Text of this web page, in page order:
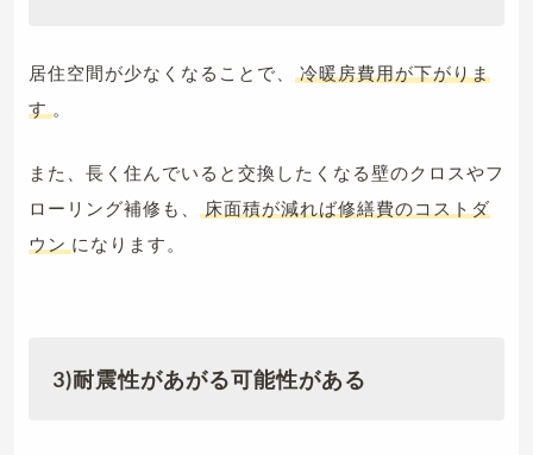
居住空間が少なくなることで、
冷暖房費用が下がりま
す 。
また、長く住んでいると交換したくなる壁のクロスやフ
ローリング補修も、
床面積が減れば修繕費のコストダ
ウン になります。
3)耐震性があがる可能性がある